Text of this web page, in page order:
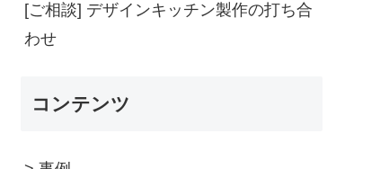
[ご相談] デザインキッチン製作の打ち合
わせ
コンテンツ